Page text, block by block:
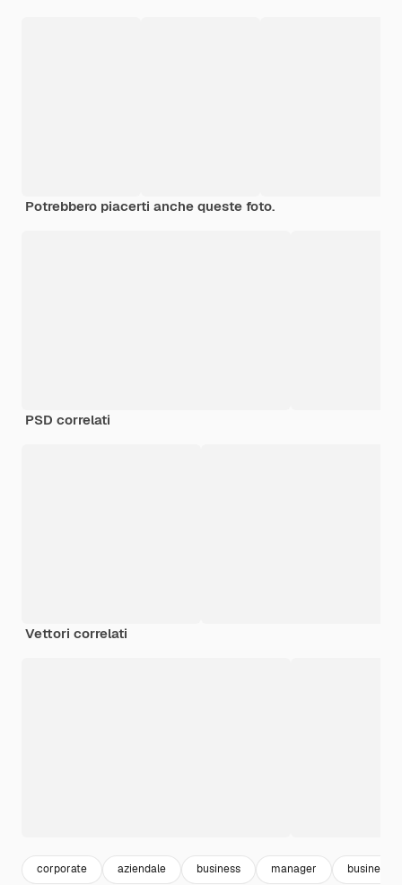
Potrebbero piacerti anche queste foto.
PSD correlati
Vettori correlati
corporate aziendale business manager business